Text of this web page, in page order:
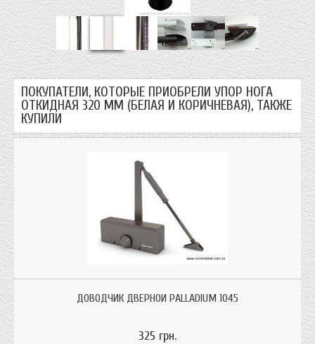
ПОКУПАТЕЛИ, КОТОРЫЕ ПРИОБРЕЛИ УПОР НОГА
ОТКИДНАЯ 320 ММ (БЕЛАЯ И КОРИЧНЕВАЯ), ТАКЖЕ
КУПИЛИ
ДОВОДЧИК ДВЕРНОЙ PALLADIUM 1045
325 грн.